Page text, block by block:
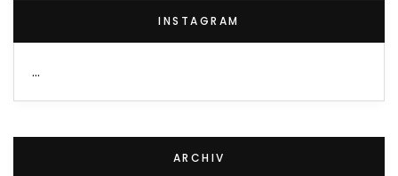
INSTAGRAM
…
ARCHIV